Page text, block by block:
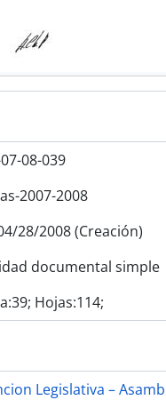
08-039
2007-2008
28/2008 (Creación)
documental simple
Hojas:114;
Legislativa –